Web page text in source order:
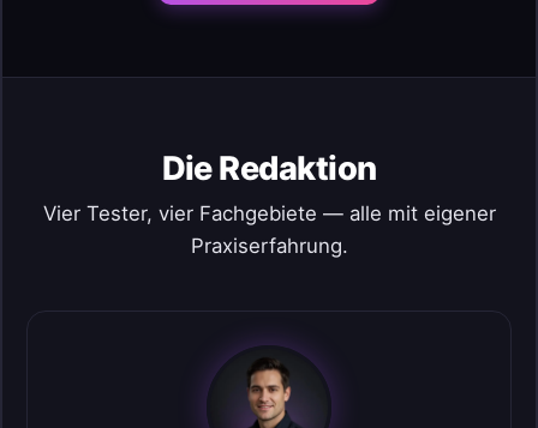
Die Redaktion
Vier Tester, vier Fachgebiete — alle mit eigener
Praxiserfahrung.